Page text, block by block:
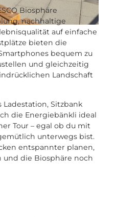
Biosphäre
nachhaltige
auf einfache
bieten die
bequem zu
und gleichzeitig
Landschaft
Sitzbank
die Energiebänkli ideal
Tour – egal ob du mit
unterwegs bist.
entspannter planen,
die Biosphäre noch